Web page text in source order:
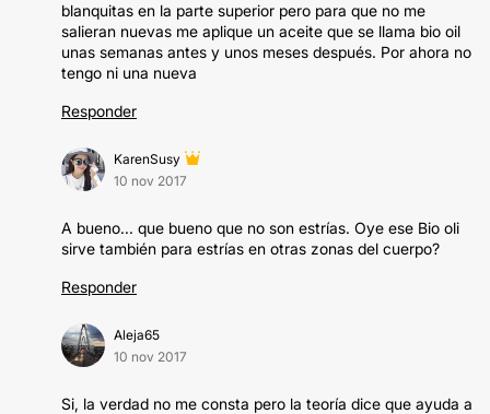
blanquitas en la parte superior pero para que no me
salieran nuevas me aplique un aceite que se llama bio oil
unas semanas antes y unos meses después. Por ahora no
tengo ni una nueva
Responder
KarenSusy
10 nov 2017
A bueno... que bueno que no son estrías. Oye ese Bio oli
sirve también para estrías en otras zonas del cuerpo?
Responder
Aleja65
10 nov 2017
Si, la verdad no me consta pero la teoría dice que ayuda a